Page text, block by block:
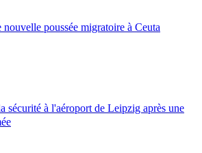
poussée migratoire à Ceuta
sécurité à l'aéroport de Leipzig après une